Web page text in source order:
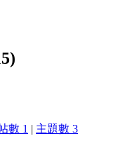
數 1 | 主題數 3